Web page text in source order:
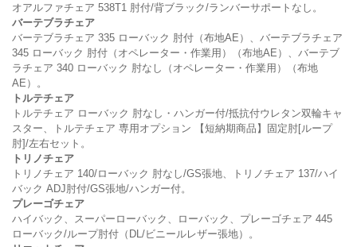
オアルファチェア 538T1 肘付/背ブラック/ランバーサポートなし。
バーテブラチェア
バーテブラチェア 335 ローバック 肘付（布地AE）、バーテブラチェア
345 ローバック 肘付（オペレーター・作業用）（布地AE）、バーテブ
ラチェア 340 ローバック 肘なし（オペレーター・作業用）（布地
AE）。
トルテチェア
トルテチェア ローバック 肘なし・ハンガー付/抵抗付ウレタン双輪キャ
スター、トルテチェア 専用オプション 【短納期商品】固定肘[ループ
肘]/左右セット。
トリノチェア
トリノチェア 140/ローバック 肘なし/GS張地、トリノチェア 137/ハイ
バック ADJ肘付/GS張地/ハンガー付。
プレーゴチェア
ハイバック、スーパーローバック、ローバック、プレーゴチェア 445
ローバック/ループ肘付（DL/ビニールレザー張地）。